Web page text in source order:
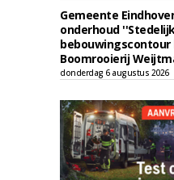
Gemeente
onderhoud
Boomrooierij
donderdag 6 augustus 2026